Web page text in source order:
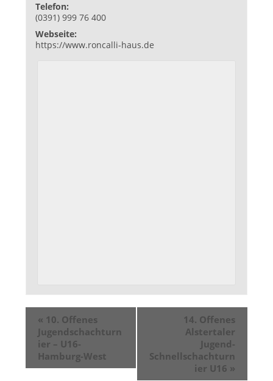
Telefon:
(0391) 999 76 400
Webseite:
https://www.roncalli-haus.de
« 10. Offenes
Jugendschachturn
ier – U16-
Hamburg-West
14. Offenes
Alstertaler
Jugend-
Schnellschachturn
ier U16 »